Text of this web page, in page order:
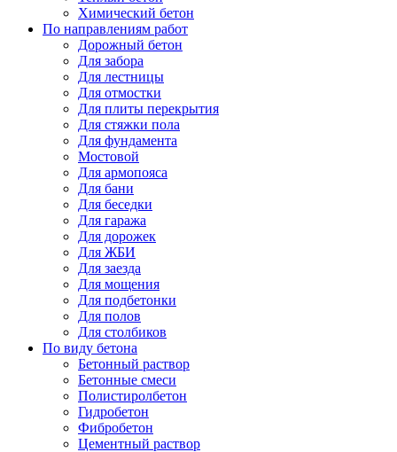
Химический бетон
По направлениям работ
Дорожный бетон
Для забора
Для лестницы
Для отмостки
Для плиты перекрытия
Для стяжки пола
Для фундамента
Мостовой
Для армопояса
Для бани
Для беседки
Для гаража
Для дорожек
Для ЖБИ
Для заезда
Для мощения
Для подбетонки
Для полов
Для столбиков
По виду бетона
Бетонный раствор
Бетонные смеси
Полистиролбетон
Гидробетон
Фибробетон
Цементный раствор